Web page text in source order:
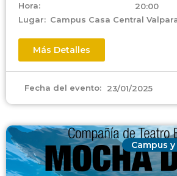
Hora:
20:00
Lugar: Campus Casa Central
Más Detalles
Fecha del evento: 23/01/2025
Campus